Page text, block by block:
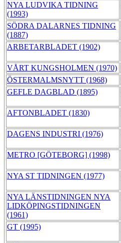
NYA LUDVIKA TIDNING
(1993)
SÖDRA DALARNES TIDNING
(1887)
ARBETARBLADET (1902)
VÅRT KUNGSHOLMEN (1970)
ÖSTERMALMSNYTT (1968)
GEFLE DAGBLAD (1895)
AFTONBLADET (1830)
DAGENS INDUSTRI (1976)
METRO [GÖTEBORG] (1998)
NYA ST TIDNINGEN (1977)
NYA LÄNSTIDNINGEN NYA
LIDKÖPINGSTIDNINGEN
(1961)
GT (1995)